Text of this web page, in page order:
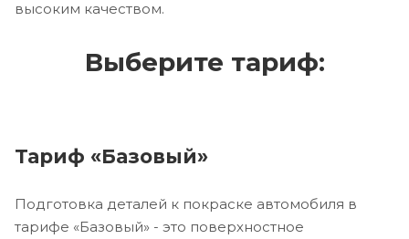
высоким качеством.
Выберите тариф:
Тариф «Базовый»
Подготовка деталей к покраске автомобиля в
тарифе «Базовый» - это поверхностное